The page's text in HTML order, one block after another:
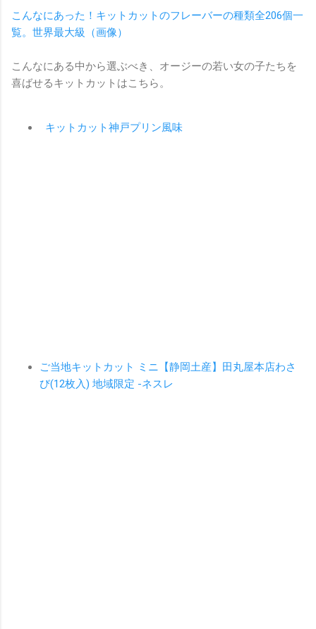
こんなにあった！キットカットのフレーバーの種類全206個一
覧。世界最大級（画像）
こんなにある中から選ぶべき、オージーの若い女の子たちを
喜ばせるキットカットはこちら。
キットカット神戸プリン風味
ご当地キットカット ミニ【静岡土産】田丸屋本店わさ
び(12枚入) 地域限定 -ネスレ